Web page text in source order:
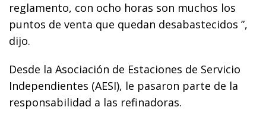
reglamento, con ocho horas son muchos los
puntos de venta que quedan desabastecidos ”,
dijo.
Desde la Asociación de Estaciones de Servicio
Independientes (AESI), le pasaron parte de la
responsabilidad a las refinadoras.